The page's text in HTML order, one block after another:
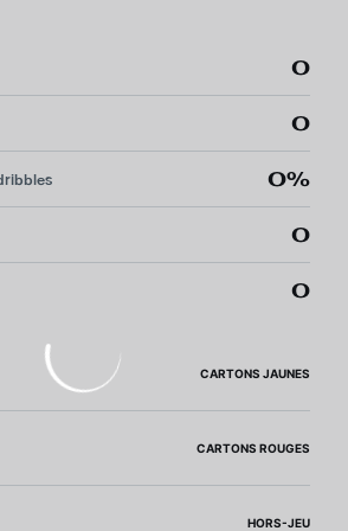
0
0
0%
0
0
CARTONS JAUNES
CARTONS ROUGES
HORS-JEU